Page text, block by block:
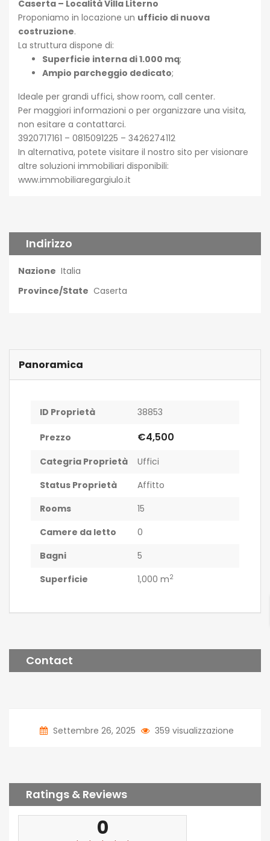
Caserta – Località Villa Literno
Proponiamo in locazione un ufficio di nuova
costruzione.
La struttura dispone di:
Superficie interna di 1.000 mq;
Ampio parcheggio dedicato;
Ideale per grandi uffici, show room, call center.
Per maggiori informazioni o per organizzare una visita,
non esitare a contattarci.
3920717161 – 0815091225 – 3426274112
In alternativa, potete visitare il nostro sito per visionare
altre soluzioni immobiliari disponibili:
www.immobiliaregargiulo.it
Indirizzo
Nazione Italia
Province/State Caserta
Panoramica
ID Proprietà 38853
Prezzo €4,500
Categria Proprietà
Uffici
Status Proprietà
Affitto
Rooms
15
Camere da letto
0
Bagni
5
Superficie
1,000 m2
Contact
Settembre 26, 2025 359 visualizzazione
Ratings & Reviews
0